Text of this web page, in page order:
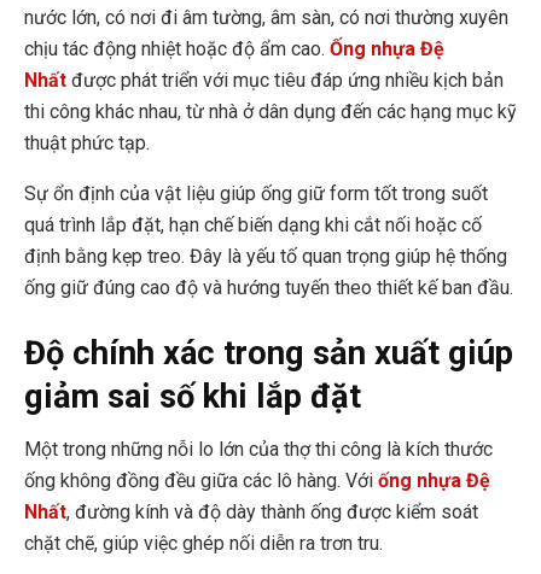
nước lớn, có nơi đi âm tường, âm sàn, có nơi thường xuyên
chịu tác động nhiệt hoặc độ ẩm cao. Ống nhựa Đệ
Nhất được phát triển với mục tiêu đáp ứng nhiều kịch bản
thi công khác nhau, từ nhà ở dân dụng đến các hạng mục kỹ
thuật phức tạp.
Sự ổn định của vật liệu giúp ống giữ form tốt trong suốt
quá trình lắp đặt, hạn chế biến dạng khi cắt nối hoặc cố
định bằng kẹp treo. Đây là yếu tố quan trọng giúp hệ thống
ống giữ đúng cao độ và hướng tuyến theo thiết kế ban đầu.
Độ chính xác trong sản xuất giúp
giảm sai số khi lắp đặt
Một trong những nỗi lo lớn của thợ thi công là kích thước
ống không đồng đều giữa các lô hàng. Với ống nhựa Đệ
Nhất, đường kính và độ dày thành ống được kiểm soát
chặt chẽ, giúp việc ghép nối diễn ra trơn tru.